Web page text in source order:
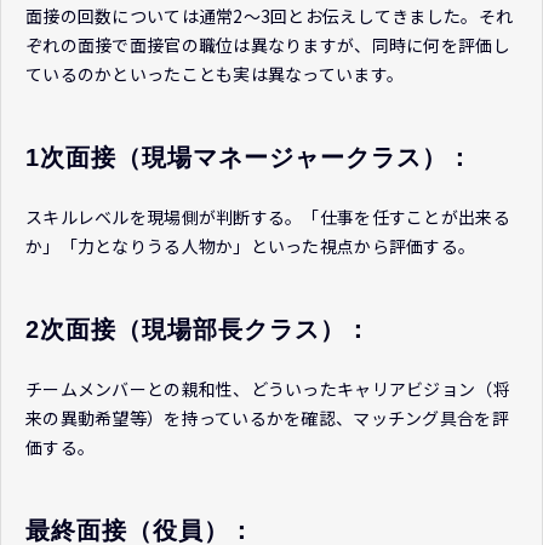
面接の回数については通常2～3回とお伝えしてきました。それ
ぞれの面接で面接官の職位は異なりますが、同時に何を評価し
ているのかといったことも実は異なっています。
1次面接（現場マネージャークラス）：
スキルレベルを現場側が判断する。「仕事を任すことが出来る
か」「力となりうる人物か」といった視点から評価する。
2次面接（現場部長クラス）：
チームメンバーとの親和性、どういったキャリアビジョン（将
来の異動希望等）を持っているかを確認、マッチング具合を評
価する。
最終面接（役員）：